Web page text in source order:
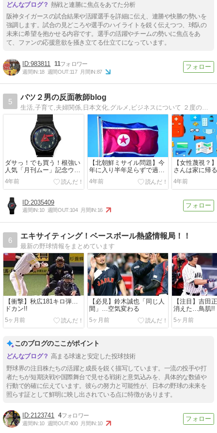
熱戦と連勝に焦点をあてた分析
阪神タイガースの試合結果や活躍選手を詳細に伝え、連勝や快勝の勢いを
強調します。試合の見どころや選手のハイライトを鋭く伝えつつ、球队の
未来に希望を抱かせる内容です。選手の活躍やチームの勢いに焦点をあ
て、ファンの応援意欲を掻き立てる仕立てになっています。
983811 11
週間IN:18 週間OUT:117 月間IN:87
5
バツ２男の反面教師blog
生活,子育て,夫婦関係,日本文化,グルメ,ビジネスについて ２度の離婚しても前向きに生きている管理職リーマンが 最新まとめニュース(5ch)を絡めて生き様を伝えたいと思い 立ち上げたブログです。 お楽しみいただけましたら幸いです。
ダサっ！でも買う！根強い
人気「月刊ムー」記念ウォ
ッチ発売へ。
4年前
【北朝鮮ミサイル問題】今
年に入り半年足らずで過去
最多。いよいよか・・。
4年前
【女性蔑視？
さんは家に帰
4年前
2035409
週間IN:10 週間OUT:104 月間IN:16
6
エキサイティング！ベースボール熱盛情報局！！
最新の野球情報をまとめています
【衝撃】秋広181キロ弾…
ドカン!!
5ヶ月前
【必見】鈴木誠也「同じ人
間」…空気変わる
5ヶ月前
【注目】吉田
消えた…鳥肌!!
5ヶ月前
このブログのここがポイント
高まる球速と安定した投球技術
野球界の注目株たちの活躍と成長を鋭く描写しています。一流の投手や打
者たちが短期決戦や国際舞台で見せる戦術と意気込みを、具体的な数値や
行動で的確に伝えています。彼らの努力と可能性が、日本の野球の未来を
照らす証として鮮明に映し出されている点に特徴があります。
2123741 4
週間IN:10 週間OUT:400 月間IN:10